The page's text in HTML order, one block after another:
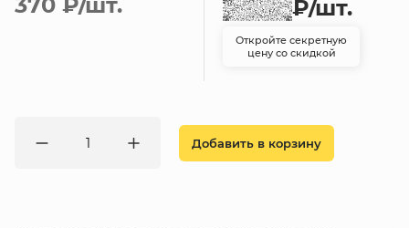
₽/шт.
Откройте секретную
цену со скидкой
Добавить в корзину